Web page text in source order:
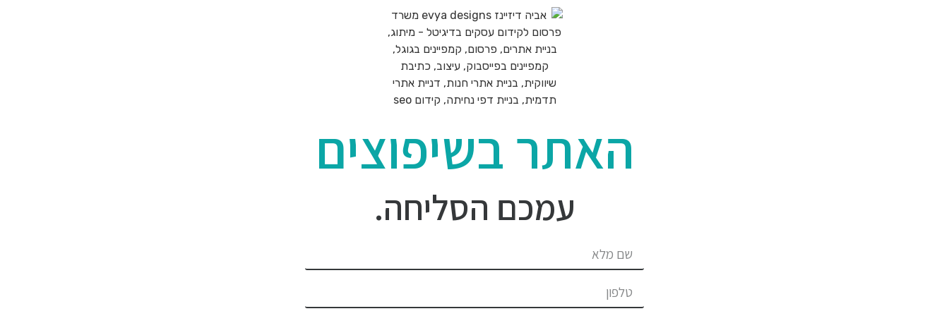
האתר בשיפוצים
עמכם הסליחה.